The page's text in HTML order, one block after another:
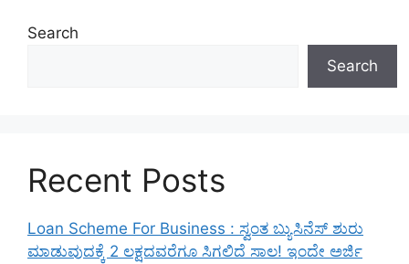
Search
Search
Recent Posts
Loan Scheme For Business : ಸ್ವಂತ ಬ್ಯುಸಿನೆಸ್ ಶುರು
ಮಾಡುವುದಕ್ಕೆ 2 ಲಕ್ಷದವರೆಗೂ ಸಿಗಲಿದೆ ಸಾಲ! ಇಂದೇ ಅರ್ಜಿ